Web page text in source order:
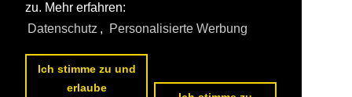
zu. Mehr erfahren:
Datenschutz , Personalisierte Werbung
Ich stimme zu und
erlaube